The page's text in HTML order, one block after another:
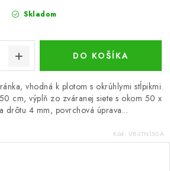
Skladom
DO KOŠÍKA
vhodná k plotom s okrúhlymi stĺpikmi.
cm, výplň zo zváranej siete s okom 50 x
drôtu 4 mm, povrchová úprava...
Kód: VB-STN150-A